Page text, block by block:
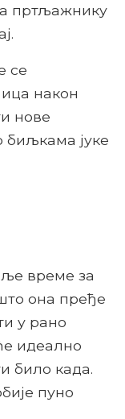
пртљажнику
се
након
нове
биљкама јуке
време за
она пређе
у рано
идеално
било када.
пуно